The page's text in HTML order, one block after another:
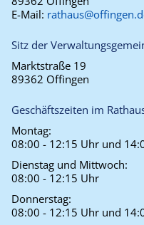
E-Mail:
Sitz der
Marktstraße 19
89362 Offingen
Geschäftszeiten im
Montag:
08:00 - 12:15 Uhr und
Dienstag und Mittwoch:
08:00 - 12:15 Uhr
Donnerstag:
08:00 - 12:15 Uhr und